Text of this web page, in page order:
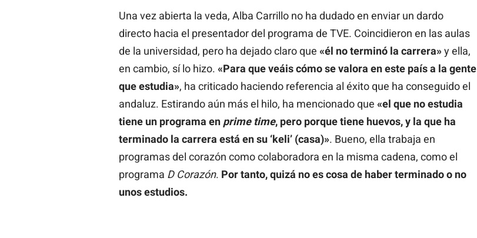
Una vez abierta la veda, Alba Carrillo no ha dudado en enviar un dardo
directo hacia el presentador del programa de TVE. Coincidieron en las aulas
de la universidad, pero ha dejado claro que «él no terminó la carrera»y ella,
en cambio, sí lo hizo. «Para que veáis cómo se valora en este país a la gente
que estudia», ha criticado haciendo referencia al éxito que ha conseguido el
andaluz. Estirando aún más el hilo, ha mencionado que «el que no estudia
tiene un programa en prime time, pero porque tiene huevos, y la que ha
terminado la carrera está en su ‘keli’ (casa)». Bueno, ella trabaja en
programas del corazón como colaboradora en la misma cadena, como el
programa D Corazón. Por tanto, quizá no es cosa de haber terminado o no
unos estudios.